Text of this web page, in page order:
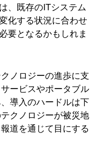
、既存のITシステム
化する状況に合わせ
要となるかもしれま
ノロジーの進歩に支
ービスやポータブル
導入のハードルは下
クノロジーが被災地
道を通じて目にする